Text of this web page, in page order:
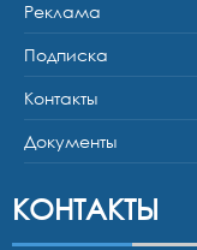
Реклама
Подписка
Контакты
Документы
КОНТАКТЫ